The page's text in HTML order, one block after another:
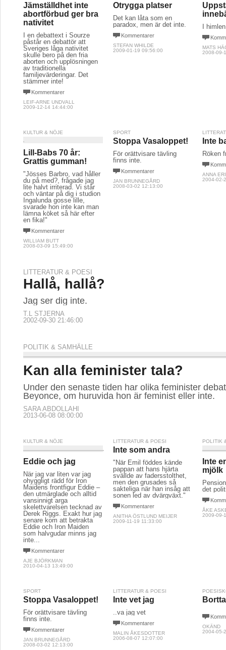
Jämställdhet inte
abortförbud ger bra
nativitet
I en debattext i Sourze
påstår en debattör att
Sveriges låga nativitet
skulle bero på den fria
aborten och upplösningen
av traditionella
familjevärderingar. Det
stämmer inte!
Kommentarer
LEIF-ARNE UNDVALL
2009-12-14 14:44:00
Otrygga platser
Det kan låta som en
paradox, men är det inte.
Kommentarer
STEFAN WHILDE
2009-01-19 09:56:00
I
MATS
2008-09-
KULTUR & NÖJE
Lill-Babs 70 år:
Grattis gumman!
"Jösses Barbro, vad håller
du på med?, frågade jag
lite halvt irriterad. Vi står
och väntar på dig i studion
Ingalunda gosse lille,
svarade hon inte kan man
lämna köket så här efter
en fika!"
Kommentarer
WILLIAM BUTT
2008-03-09 15:49:00
SPORT
Stoppa Vasaloppet!
För orättvisare tävling
finns inte.
Kommentarer
JAN BRUNNEGÅRD
2008-03-02 12:13:00
Inte
Röken
ANNA
2004-02-
LITTERATUR & POESI
Hallå, hallå?
Jag ser dig inte.
T.L STJERNA
2002-09-30 21:46:00
POLITIK & SAMHÄLLE
Kan alla feminister tala?
Under den senaste tiden har olika feminister
Beyonce, om huruvida hon är feminist eller inte.
SARA ABDOLLAHI
2013-06-08 08:00:00
KULTUR & NÖJE
Eddie och jag
När jag var liten var jag
ohyggligt rädd för Iron
Maidens frontfigur Eddie –
den utmärglade och alltid
vansinnigt arga
skelettvarelsen tecknad av
Derek Riggs. Exakt hur jag
senare kom att betrakta
Eddie och Iron Maiden
som halvgudar minns jag
inte...
Kommentarer
AJE BJÖRKMAN
2010-04-13 13:49:00
LITTERATUR & POESI
Inte som andra
"När Emil föddes kände
pappan att hans hjärta
svällde av fadersstolthet,
men den grusades så
sakteliga när han insåg att
sonen led av dvärgväxt."
Kommentarer
ANITHA ÖSTLUND MEIJER
2009-11-19 11:33:00
POLITIK
Inte
mjölk
det
ÅKE
2009-09-
SPORT
Stoppa Vasaloppet!
För orättvisare tävling
finns inte.
Kommentarer
JAN BRUNNEGÅRD
2008-03-02 12:13:00
LITTERATUR & POESI
Inte vet jag
..va jag vet
Kommentarer
MALIN ÅKESDOTTER
2006-08-07 12:07:00
OKÄND
2004-05-